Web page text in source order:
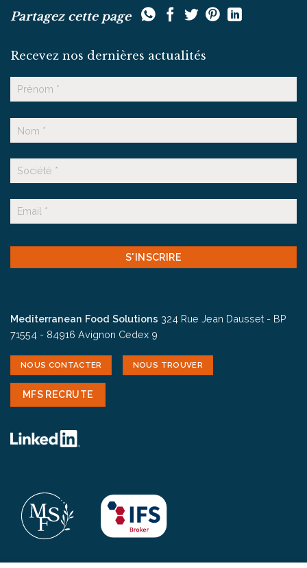
Partagez cette page
Recevez nos dernières actualités
Prénom
Nom
Suffixe
E-
mail
CAPTCHA
Mediterranean Food Solutions 324 Rue Jean Dausset - BP
71554 - 84916 Avignon Cedex 9
NOUS CONTACTER NOUS TROUVER
MFS RECRUTE